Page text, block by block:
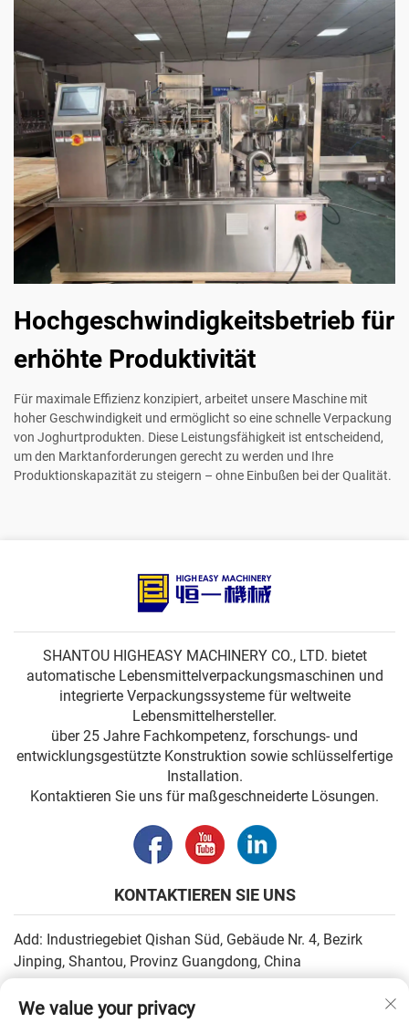
Hochgeschwindigkeitsbetrieb für
erhöhte Produktivität
Für maximale Effizienz konzipiert, arbeitet unsere Maschine mit
hoher Geschwindigkeit und ermöglicht so eine schnelle Verpackung
von Joghurtprodukten. Diese Leistungsfähigkeit ist entscheidend,
um den Marktanforderungen gerecht zu werden und Ihre
Produktionskapazität zu steigern – ohne Einbußen bei der Qualität.
SHANTOU HIGHEASY MACHINERY CO., LTD. bietet
automatische Lebensmittelverpackungsmaschinen und
integrierte Verpackungssysteme für weltweite
Lebensmittelhersteller.
über 25 Jahre Fachkompetenz, forschungs- und
entwicklungsgestützte Konstruktion sowie schlüsselfertige
Installation.
Kontaktieren Sie uns für maßgeschneiderte Lösungen.
KONTAKTIEREN SIE UNS
Add: Industriegebiet Qishan Süd, Gebäude Nr. 4, Bezirk
Jinping, Shantou, Provinz Guangdong, China
We value your privacy